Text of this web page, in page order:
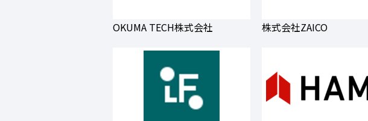
OKUMA TECH株式会社 株式会社ZAICO